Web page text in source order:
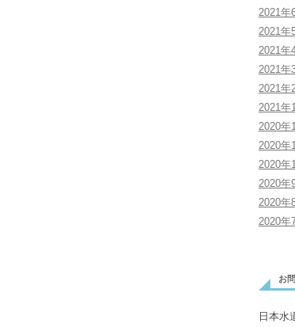
2021年
2021年
2021年
2021年
2021年
2021年
2020年
2020年
2020年
2020年
2020年
2020年
お
日本水